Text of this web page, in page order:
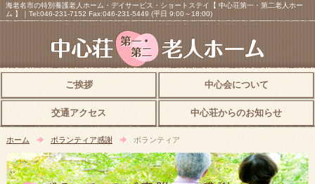
海老名市の特別養護老人ホーム・デイサービス・ショートステイ【 中心荘第一・第二老人ホー
ム 】｜Tel:046-231-7152 Fax:046-231-5449 (平日 9:00～18:00)
ご挨拶 中心会について
交通アクセス 中心荘からのお知らせ
ホーム ボランティア感謝 ボランティア